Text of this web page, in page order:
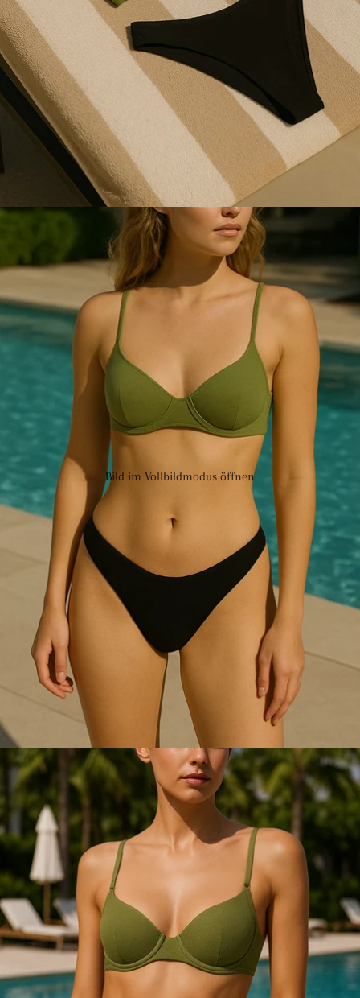
Bild im Vollbildmodus öffnen